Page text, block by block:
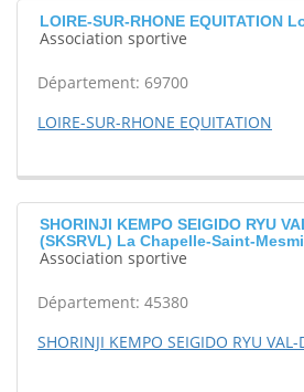
LOIRE-SUR-RHONE EQUITATION
Association sportive
Département: 69700
LOIRE-SUR-RHONE EQUITATION
SHORINJI KEMPO SEIGIDO RYU
(SKSRVL) La Chapelle-Saint-
Association sportive
Département: 45380
SHORINJI KEMPO SEIGIDO RYU VAL-